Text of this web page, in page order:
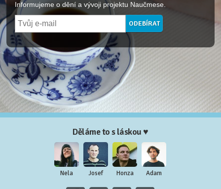
Informujeme o dění a vývoji projektu Naučmese.
Děláme to s láskou ♥
Nela Josef Honza Adam